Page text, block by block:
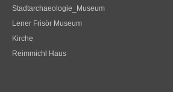
Stadtarchaeologie_Museum
Lener Frisör Museum
Kirche
Reimmichl Haus